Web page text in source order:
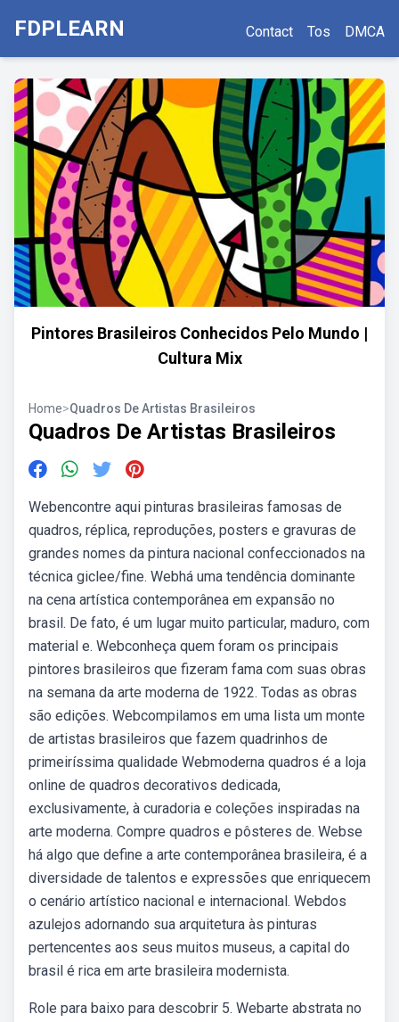
FDPLEARN Contact Tos DMCA
Pintores Brasileiros Conhecidos Pelo Mundo |
Cultura Mix
Home>Quadros De Artistas Brasileiros
Quadros De Artistas Brasileiros
Webencontre aqui pinturas brasileiras famosas de
quadros, réplica, reproduções, posters e gravuras de
grandes nomes da pintura nacional confeccionados na
técnica giclee/fine. Webhá uma tendência dominante
na cena artística contemporânea em expansão no
brasil. De fato, é um lugar muito particular, maduro, com
material e. Webconheça quem foram os principais
pintores brasileiros que fizeram fama com suas obras
na semana da arte moderna de 1922. Todas as obras
são edições. Webcompilamos em uma lista um monte
de artistas brasileiros que fazem quadrinhos de
primeiríssima qualidade Webmoderna quadros é a loja
online de quadros decorativos dedicada,
exclusivamente, à curadoria e coleções inspiradas na
arte moderna. Compre quadros e pôsteres de. Webse
há algo que define a arte contemporânea brasileira, é a
diversidade de talentos e expressões que enriquecem
o cenário artístico nacional e internacional. Webdos
azulejos adornando sua arquitetura às pinturas
pertencentes aos seus muitos museus, a capital do
brasil é rica em arte brasileira modernista.
Role para baixo para descobrir 5. Webarte abstrata no